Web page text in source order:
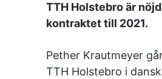
TTH Holstebro är
kontraktet till 2021.
Pether Krautmeyer
TTH Holstebro i